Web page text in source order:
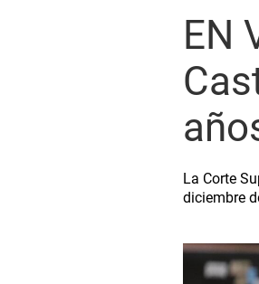
EN
La Corte
diciembre